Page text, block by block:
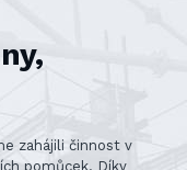
zahájili činnost v
pomůcek. Díky